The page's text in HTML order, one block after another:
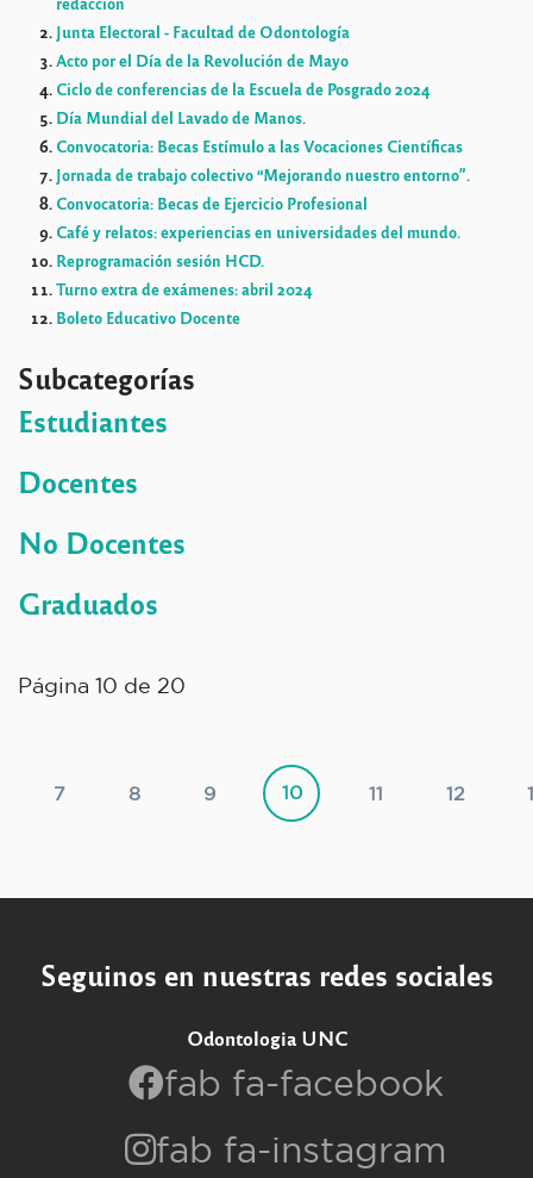
Junta Electoral - Facultad de Odontología
Acto por el Día de la Revolución de Mayo
Ciclo de conferencias de la Escuela de Posgrado 2024
Día Mundial del Lavado de Manos.
Convocatoria: Becas Estímulo a las Vocaciones Científicas
Jornada de trabajo colectivo “Mejorando nuestro entorno”.
Convocatoria: Becas de Ejercicio Profesional
Café y relatos: experiencias en universidades del mundo.
Reprogramación sesión HCD.
Turno extra de exámenes: abril 2024
Boleto Educativo Docente
Subcategorías
Estudiantes
Docentes
No Docentes
Graduados
Página 10 de 20
7 8 9 10 11 12
Seguinos en nuestras redes sociales
Odontologia UNC
fab fa-facebook
fab fa-instagram